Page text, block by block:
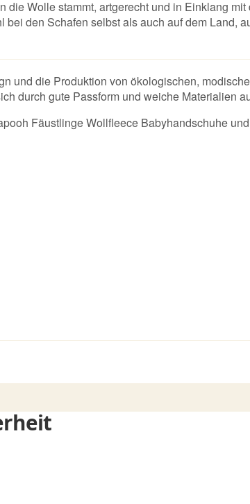
Wolle stammt, artgerecht und in Einklang
den Schafen selbst als auch auf dem Land,
und die Produktion von ökologischen,
durch gute Passform und weiche Materialien
Fäustlinge Wollfleece Babyhandschuhe